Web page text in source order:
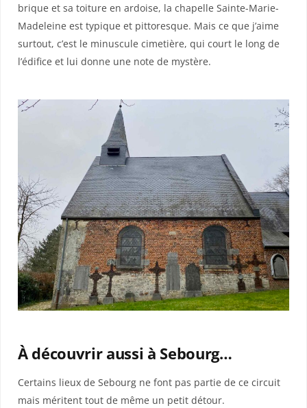
brique et sa toiture en ardoise, la chapelle Sainte-Marie-
Madeleine est typique et pittoresque. Mais ce que j’aime
surtout, c’est le minuscule cimetière, qui court le long de
l’édifice et lui donne une note de mystère.
À découvrir aussi à Sebourg…
Certains lieux de Sebourg ne font pas partie de ce circuit
mais méritent tout de même un petit détour.